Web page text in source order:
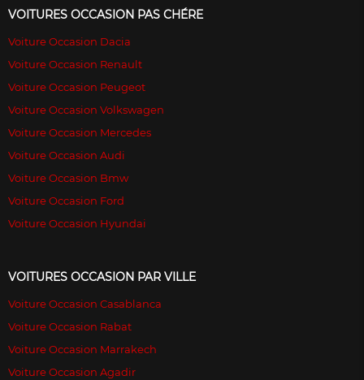
VOITURES OCCASION PAS CHÉRE
Voiture Occasion Dacia
Voiture Occasion Renault
Voiture Occasion Peugeot
Voiture Occasion Volkswagen
Voiture Occasion Mercedes
Voiture Occasion Audi
Voiture Occasion Bmw
Voiture Occasion Ford
Voiture Occasion Hyundai
VOITURES OCCASION PAR VILLE
Voiture Occasion Casablanca
Voiture Occasion Rabat
Voiture Occasion Marrakech
Voiture Occasion Agadir